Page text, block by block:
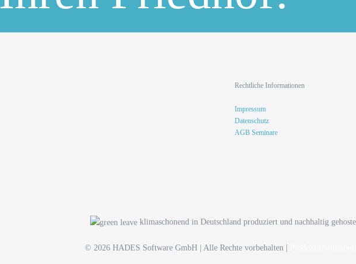
Rechtliche Informationen
Impressum
Datenschutz
AGB Seminare
klimaschonend in Deutschland produziert und nachhaltig
© 2026 HADES Software GmbH | Alle Rechte vorbehalten |